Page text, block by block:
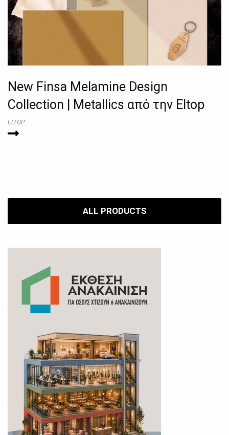
New Finsa Melamine Design
Collection | Metallics από την Eltop
ELTOP
ALL PRODUCTS